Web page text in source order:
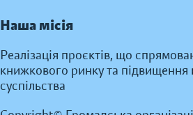
Наша місія
Реалізація проєктів, що
книжкового ринку та підвищення
суспільства